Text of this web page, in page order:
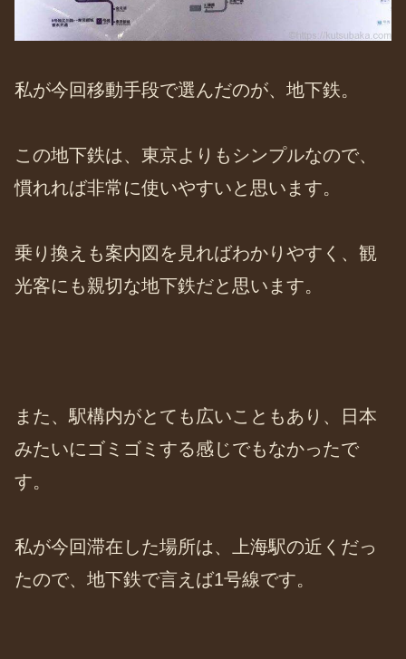
私が今回移動手段で選んだのが、地下鉄。
この地下鉄は、東京よりもシンプルなので、
慣れれば非常に使いやすいと思います。
乗り換えも案内図を見ればわかりやすく、観
光客にも親切な地下鉄だと思います。
また、駅構内がとても広いこともあり、日本
みたいにゴミゴミする感じでもなかったで
す。
私が今回滞在した場所は、上海駅の近くだっ
たので、地下鉄で言えば1号線です。